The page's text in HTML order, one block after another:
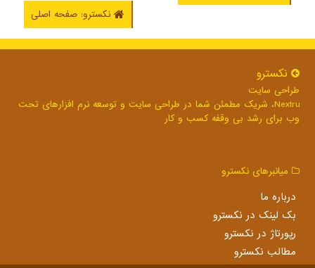
نکسترو: صفحه اصلی
نكسترو
طراحی سایت
Nextru، شریک مطمئن شما در طراحی سایت و توسعه نرم افزارهای تحت
وب برای رشد بی وقفه کسب و کار
میانبرهای نكسترو
درباره ما
بک لینک در نكسترو
رپورتاژ در نكسترو
مطالب نكسترو